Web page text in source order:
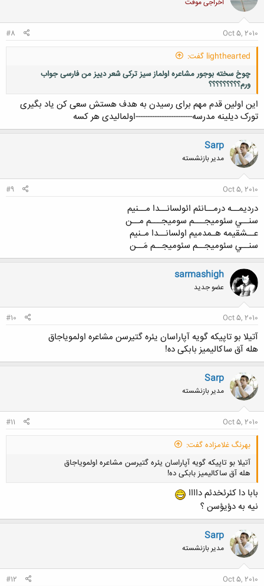
ه
ا
اخراجی موقت
Oct 5, 2010
#8
lighthearted گفت:
چوخ سخته بوجور مشاعره اولماز سیز ترکی شعر دییز من فارسی جواب
ورم؟؟؟؟؟؟؟؟؟
این اولین قدم مهم برای رسیدن به هدف هستش سعی کن یاد بگیری
تورک دیلینه مدرسه------------------------اولمالیدی هر کسه
Sarp
مدیر بازنشسته
Oct 5, 2010
#9
درديمــه درمــانئم ائولسانــدا مــنيم
سنــي سئومیجـــم سوميجـــم مــن
عــشقيمه هـمدميم اولسانــدا مـنيم
سنــي سئوميجــم سئوميجــم مَــن
sarmashigh
عضو جدید
Oct 5, 2010
#10
آتیلا بو تاپیکه گویه آپاراسان یئره گتیرسن مشاعره اولمویاجاق
هله آق ساکالیمیز بابکی ده!
Sarp
مدیر بازنشسته
Oct 5, 2010
#11
بهرنگ غلامزاده گفت:
آتیلا بو تاپیکه گویه آپاراسان یئره گتیرسن مشاعره اولمویاجاق
هله آق ساکالیمیز بابکی ده!
بابا دا کئرئخدئم داااا
نیه به دؤیؤسن ؟
Sarp
مدیر بازنشسته
Oct 5, 2010
#12